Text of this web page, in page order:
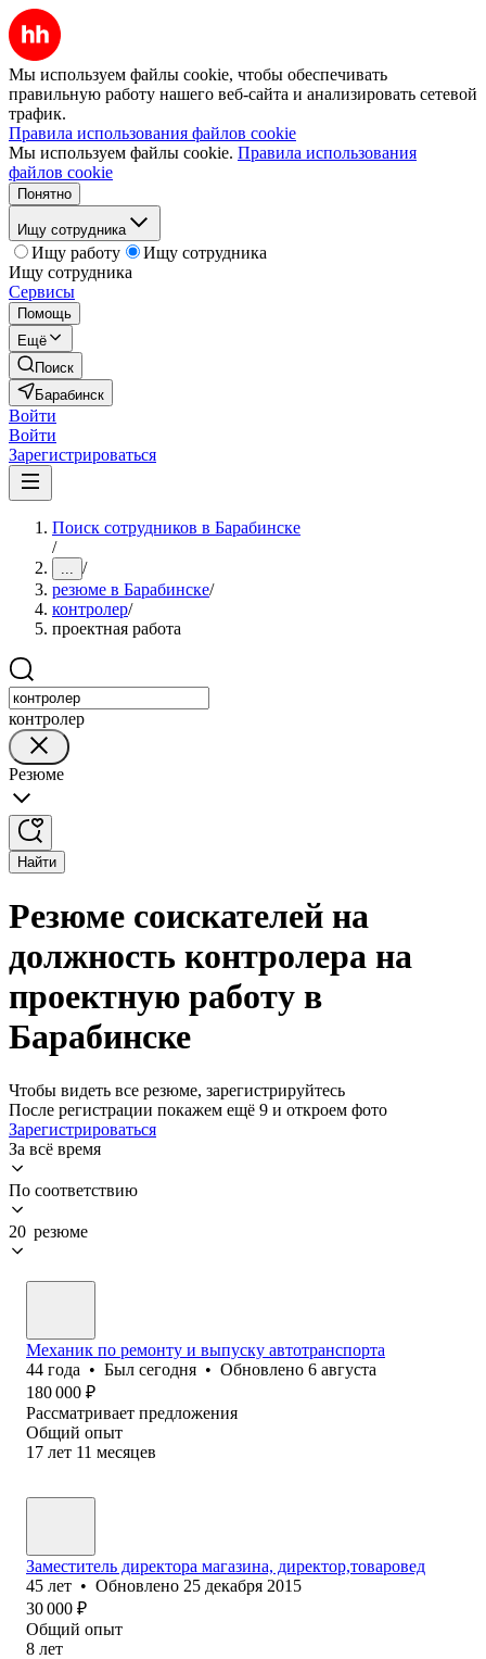
Мы используем файлы cookie, чтобы обеспечивать
правильную работу нашего веб-сайта и анализировать сетевой
трафик.
Правила использования файлов cookie
Мы используем файлы cookie. Правила использования
файлов cookie
Понятно
Ищу сотрудника
Ищу работу
Ищу сотрудника
Ищу сотрудника
Сервисы
Помощь
Ещё
Поиск
Барабинск
Войти
Войти
Зарегистрироваться
Поиск сотрудников в Барабинске
/
... /
резюме в Барабинске/
контролер/
проектная работа
контролер
Резюме
Найти
Резюме соискателей на
должность контролера на
проектную работу в
Барабинске
Чтобы видеть все резюме, зарегистрируйтесь
После регистрации покажем ещё 9 и откроем фото
Зарегистрироваться
За всё время
По соответствию
20 резюме
Механик по ремонту и выпуску автотранспорта
44 года • Был сегодня • Обновлено 6 августа
180 000 ₽
Рассматривает предложения
Общий опыт
17 лет 11 месяцев
Заместитель директора магазина, директор,товаровед
45 лет • Обновлено 25 декабря 2015
30 000 ₽
Общий опыт
8 лет